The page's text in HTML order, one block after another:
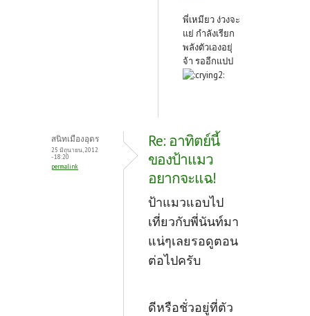
พี่เหมียว ง่วงจะ
แย่ กำลังเรียก
พลังตัวเองอยุ่
จ้า รออีกแปป
สนิทเมืองอุดร
25 มิถุนายน, 2012
- 18:20
permalink
Re: อาทิตย์นี้
ของป้าแมว
อยากจะแฉ!
ป้าแมวแอบไป
เที่ยวกับพี่นันท์มา
แน่ๆเลยรอดูตอน
ต่อไปครับ
ดีหรือชั่วอยู่ที่ตัว